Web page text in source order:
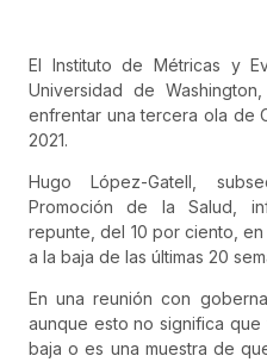
El Instituto de Métricas y
Universidad de
enfrentar una tercera ola de
2021.
Hugo López-Gatell,
Promoción de la Salud,
repunte, del 10 por ciento,
a la baja de las últimas 20
En una reunión con
aunque esto no significa
baja o es una muestra de